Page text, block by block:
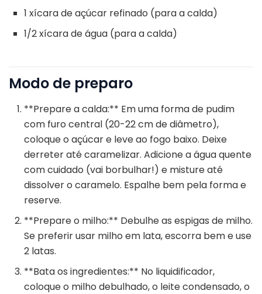
1 xícara de açúcar refinado (para a calda)
1/2 xícara de água (para a calda)
Modo de preparo
**Prepare a calda:** Em uma forma de pudim
com furo central (20-22 cm de diâmetro),
coloque o açúcar e leve ao fogo baixo. Deixe
derreter até caramelizar. Adicione a água quente
com cuidado (vai borbulhar!) e misture até
dissolver o caramelo. Espalhe bem pela forma e
reserve.
**Prepare o milho:** Debulhe as espigas de milho.
Se preferir usar milho em lata, escorra bem e use
2 latas.
**Bata os ingredientes:** No liquidificador,
coloque o milho debulhado, o leite condensado, o